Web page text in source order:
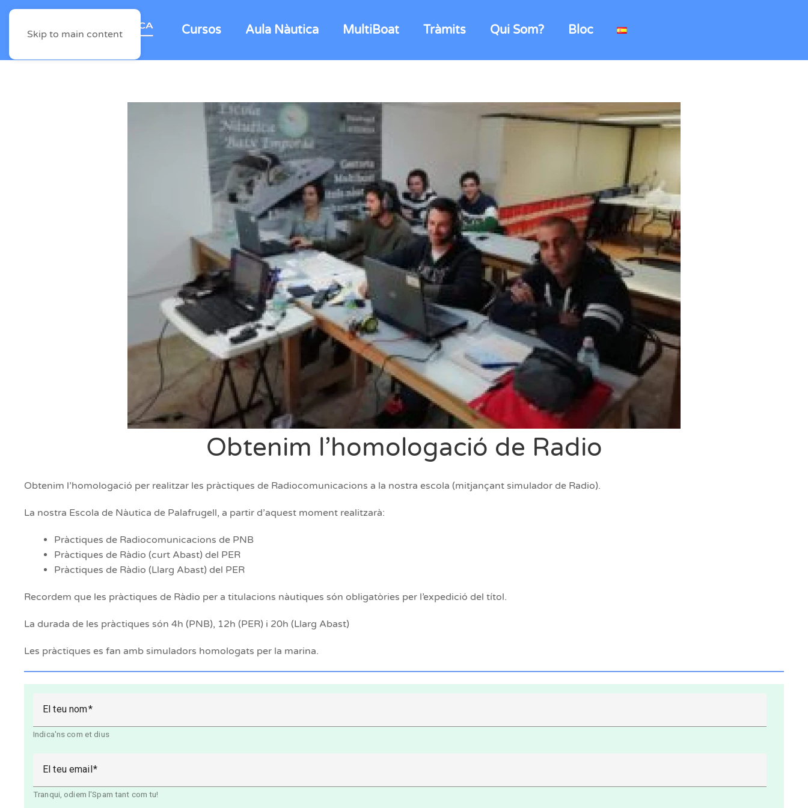
Skip to main content Cursos Aula Nàutica MultiBoat Tràmits Qui Som? Bloc
Obtenim l’homologació de Radio
Obtenim l’homologació per realitzar les pràctiques de Radiocomunicacions a la nostra escola (mitjançant simulador de Radio).
La nostra Escola de Nàutica de Palafrugell, a partir d’aquest moment realitzarà:
Pràctiques de Radiocomunicacions de PNB
Pràctiques de Ràdio (curt Abast) del PER
Pràctiques de Ràdio (Llarg Abast) del PER
Recordem que les pràctiques de Ràdio per a titulacions nàutiques són obligatòries per l’expedició del títol.
La durada de les pràctiques són 4h (PNB), 12h (PER) i 20h (Llarg Abast)
Les pràctiques es fan amb simuladors homologats per la marina.
El teu nom
Indica'ns com et dius
El teu email
Tranqui, odiem l'Spam tant com tu!